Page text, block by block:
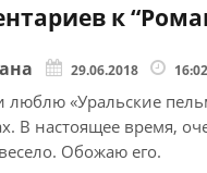
к “
29.06.2018 16:02
люблю «Уральские
В настоящее время,
Обожаю его.